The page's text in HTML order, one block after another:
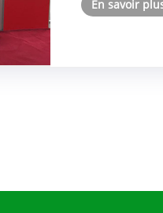
En savoir